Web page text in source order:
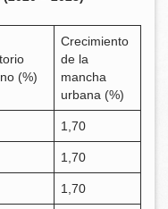
(%)
Crecimiento
de la
mancha
urbana (%)
1,70
1,70
1,70